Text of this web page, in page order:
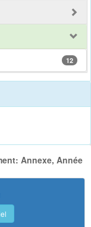
12
Annexe, Année